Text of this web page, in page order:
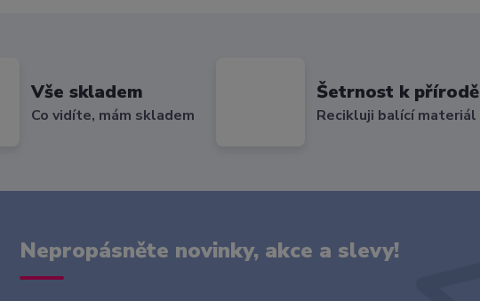
Vše skladem
Co vidíte, mám skladem
Šetrnost k přírodě
Recikluji balící materiál
Nepropásněte novinky, akce a slevy!